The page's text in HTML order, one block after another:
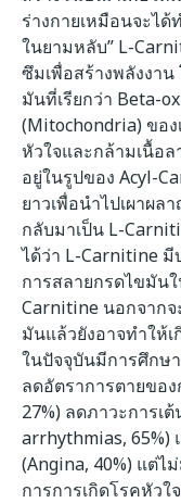
ร่างกายเหมือนจะไ
ในยามหลับ” L-
ซึมเพื่อสร้างพลังงา
มันที่เรียกว่า Beta-
(Mitochondria) ของ
หัวใจและกล้ามเนื้อ
อยู่ในรูปของ Acyl-
ยาวเพื่อนำไปเผาผล
กลับมาเป็น L-
ได้ว่า L-Carnitine
การสลายกรดไขมัน
Carnitine นอกจาก
มันแล้วยังอาจทำให้
ในปัจจุบันมีการศึกษ
ลดอัตราการตายขอ
27%) ลดภาวะการเ
arrhythmias, 65%)
(Angina, 40%) แต่
การการเกิดโรคหัว